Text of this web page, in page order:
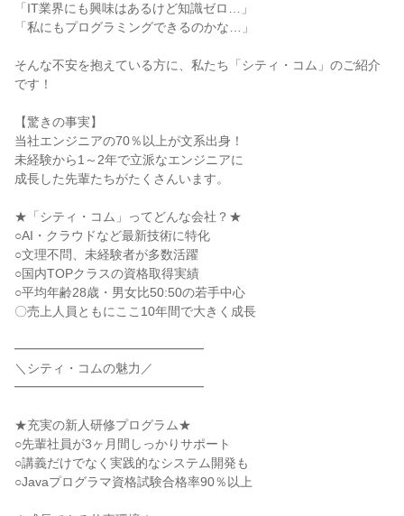
「IT業界にも興味はあるけど知識ゼロ…」
「私にもプログラミングできるのかな…」
そんな不安を抱えている方に、私たち「シティ・コム」のご紹介
です！
【驚きの事実】
当社エンジニアの70％以上が文系出身！
未経験から1～2年で立派なエンジニアに
成長した先輩たちがたくさんいます。
★「シティ・コム」ってどんな会社？★
○AI・クラウドなど最新技術に特化
○文理不問、未経験者が多数活躍
○国内TOPクラスの資格取得実績
○平均年齢28歳・男女比50:50の若手中心
〇売上人員ともにここ10年間で大きく成長
━━━━━━━━━━━━━━━
＼シティ・コムの魅力／
━━━━━━━━━━━━━━━
★充実の新人研修プログラム★
○先輩社員が3ヶ月間しっかりサポート
○講義だけでなく実践的なシステム開発も
○Javaプログラマ資格試験合格率90％以上